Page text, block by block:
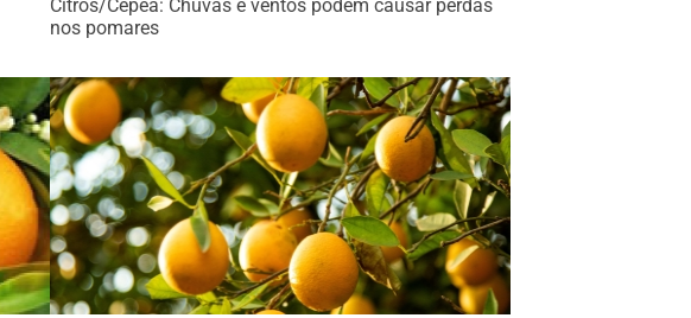
Citros/Cepea: Chuvas e ventos podem causar perdas
nos pomares